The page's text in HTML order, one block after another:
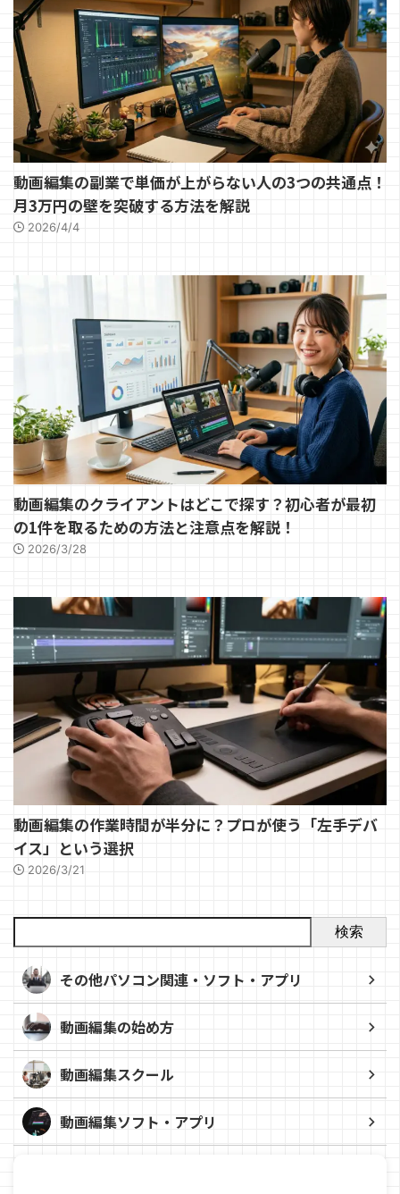
動画編集の副業で単価が上がらない人の3つの共通点！
月3万円の壁を突破する方法を解説
2026/4/4
動画編集のクライアントはどこで探す？初心者が最初
の1件を取るための方法と注意点を解説！
2026/3/28
動画編集の作業時間が半分に？プロが使う「左手デバ
イス」という選択
2026/3/21
検索
その他パソコン関連・ソフト・アプリ
動画編集の始め方
動画編集スクール
動画編集ソフト・アプリ